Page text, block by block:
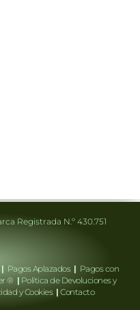
Registrada N.º 430.751
| Pagos Aplazados | Pagos con
® | Política de Devoluciones y
y Cookies | Contacto